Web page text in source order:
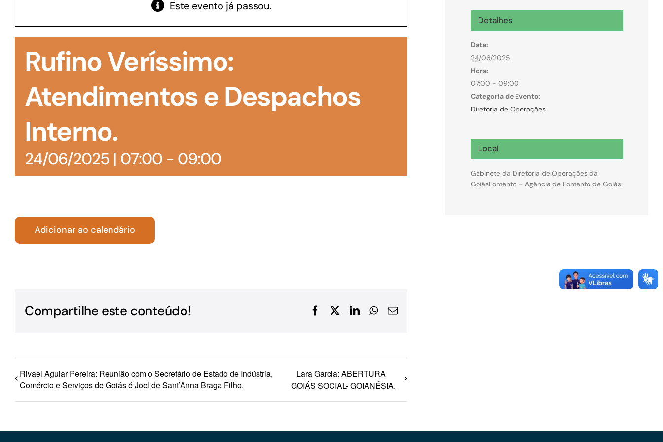
manutenção de estoques e despesas operacionais
Microcrédito
Para MEI, microempresas e pessoas físicas
(feirantes e transportes)
Para os negócios voltados aos serviços do setor de
turismo
Este evento já passou.
Rufino Veríssimo:
Atendimentos e Despachos
Interno.
24/06/2025 | 07:00- 09:00
Adicionar ao calendário
Compartilhe este conteúdo! FacebookLinkedInWhatsApp
E-
Rivael Aguiar Pereira: Reunião com o Secretário de Estado de Indústria,
Comércio e Serviços de Goiás é Joel de Sant’Anna Braga Filho.
Lara Garcia: ABERTURA
GOIÁS SOCIAL- GOIANÉSIA.
Detalhes
Data:
24/06/2025
Hora:
07:00 - 09:00
Categoria de Evento:
Diretoria de Operações
Local
Gabinete da Diretoria de Operações da
GoiásFomento – Agência de Fomento de Goiás.